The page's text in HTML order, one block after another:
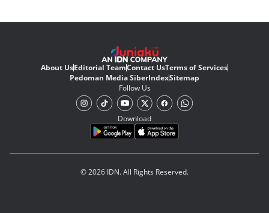
About UsEditorial TeamContact UsTerms of Services
Pedoman Media SiberIndexSitemap
Follow Us
Download
© 2026 IDN. All Rights Reserved.